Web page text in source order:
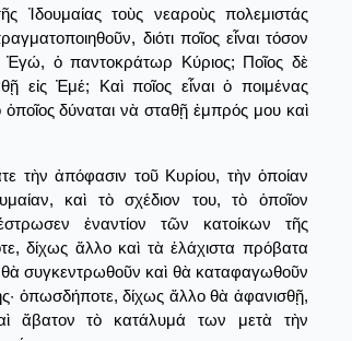
Ἰδουμαίας τοὺς νεαροὺς πολεμιστάς
διότι ποῖος εἶναι τόσον
Ἐγώ, ὁ παντοκράτωρ Κύριος; Ποῖος δὲ
εἰς Ἐμέ; Καὶ ποῖος εἶναι ὁ ποιμένας
δύναται νὰ σταθῇ ἐμπρός μου καὶ
τὴν ἀπόφασιν τοῦ Κυρίου, τὴν ὁποίαν
καὶ τὸ σχέδιον του, τὸ ὁποῖον
ἐναντίον τῶν κατοίκων τῆς
δίχως ἄλλο καὶ τὰ ἐλάχιστα πρόβατα
συγκεντρωθοῦν καὶ θὰ καταφαγωθοῦν
ὁπωσδήποτε, δίχως ἄλλο θὰ ἀφανισθῇ,
ἄβατον τὸ κατάλυμά των μετὰ τὴν